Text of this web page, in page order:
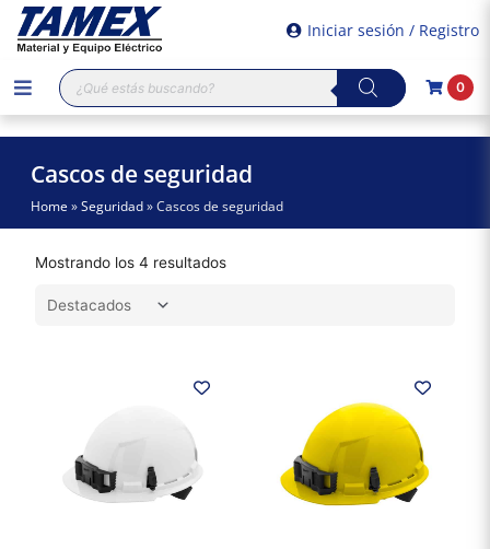
Iniciar sesión / Registro
Búsqueda
de
productos
0
Cascos de seguridad
Home »Seguridad »Cascos de seguridad
Mostrando los 4 resultados